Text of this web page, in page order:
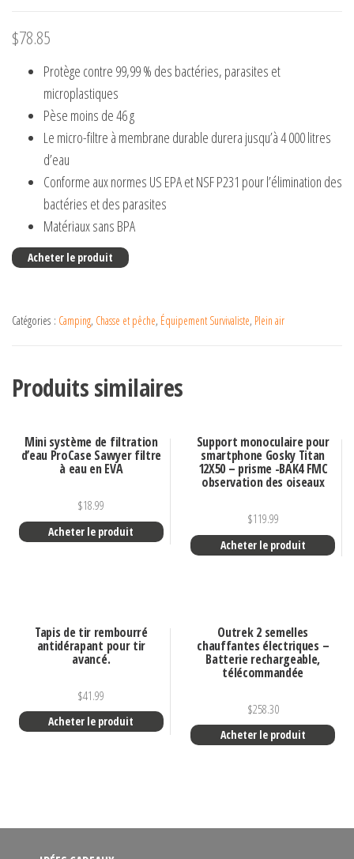
$78.85
Protège contre 99,99 % des bactéries, parasites et
microplastiques
Pèse moins de 46 g
Le micro-filtre à membrane durable durera jusqu’à 4 000 litres
d’eau
Conforme aux normes US EPA et NSF P231 pour l’élimination des
bactéries et des parasites
Matériaux sans BPA
Acheter le produit
Catégories : Camping, Chasse et pêche, Équipement Survivaliste, Plein air
Produits similaires
Mini système de filtration
d’eau ProCase Sawyer filtre
à eau en EVA
$18.99
Acheter le produit
Support monoculaire pour
smartphone Gosky Titan
12X50 – prisme -BAK4 FMC
observation des oiseaux
$119.99
Acheter le produit
Tapis de tir rembourré
antidérapant pour tir
avancé.
$41.99
Acheter le produit
Outrek 2 semelles
chauffantes électriques –
Batterie rechargeable,
télécommandée
$258.30
Acheter le produit